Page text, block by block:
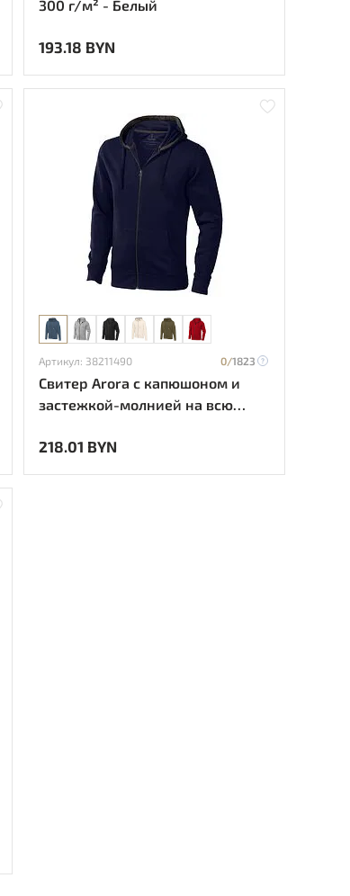
300 г/м² - Белый
193.18 BYN
Артикул: 38211490 0/1823
Свитер Arora с капюшоном и
застежкой-молнией на всю
м² - Темно - синий
218.01 BYN